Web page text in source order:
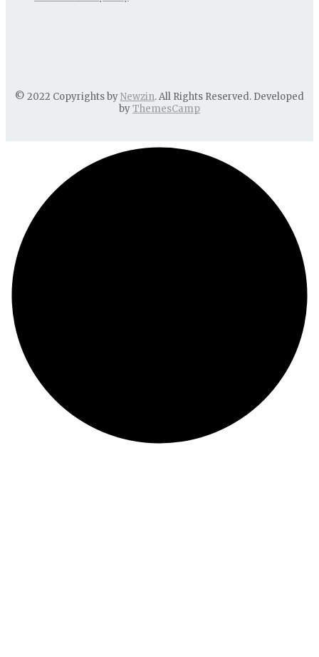
© 2022 Copyrights byNewzin. All Rights Reserved. Developed
byThemesCamp